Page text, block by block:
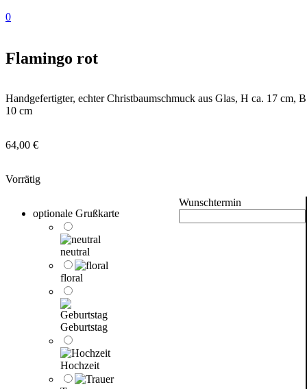
0
Flamingo rot
Handgefertigter, echter Christbaumschmuck aus Glas, H ca. 17 cm,
10 cm
64,00 €
Vorrätig
optionale Grußkarte
neutral
floral
Geburtstag
Hochzeit
Wunschtermin